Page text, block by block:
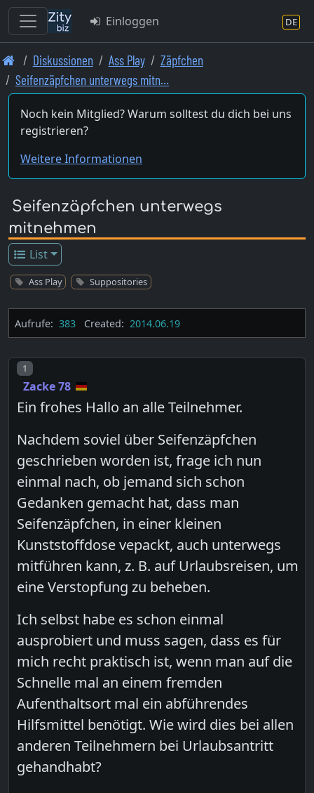
Skip
to
main
content
Einloggen DE
Diskussionen Ass Play
Zäpfchen
Seifenzäpfchen unterwegs mitn…
Noch kein Mitglied? Warum solltest du dich bei uns
registrieren?
Weitere Informationen
Seifenzäpfchen unterwegs
mitnehmen
List
Ass Play Suppositories
Aufrufe: 383 Created: 2014.06.19
Post number
1
Zacke 78
Ein frohes Hallo an alle Teilnehmer.
Nachdem soviel über Seifenzäpfchen
geschrieben worden ist, frage ich nun
einmal nach, ob jemand sich schon
Gedanken gemacht hat, dass man
Seifenzäpfchen, in einer kleinen
Kunststoffdose vepackt, auch unterwegs
mitführen kann, z. B. auf Urlaubsreisen, um
eine Verstopfung zu beheben.
Ich selbst habe es schon einmal
ausprobiert und muss sagen, dass es für
mich recht praktisch ist, wenn man auf die
Schnelle mal an einem fremden
Aufenthaltsort mal ein abführendes
Hilfsmittel benötigt. Wie wird dies bei allen
anderen Teilnehmern bei Urlaubsantritt
gehandhabt?